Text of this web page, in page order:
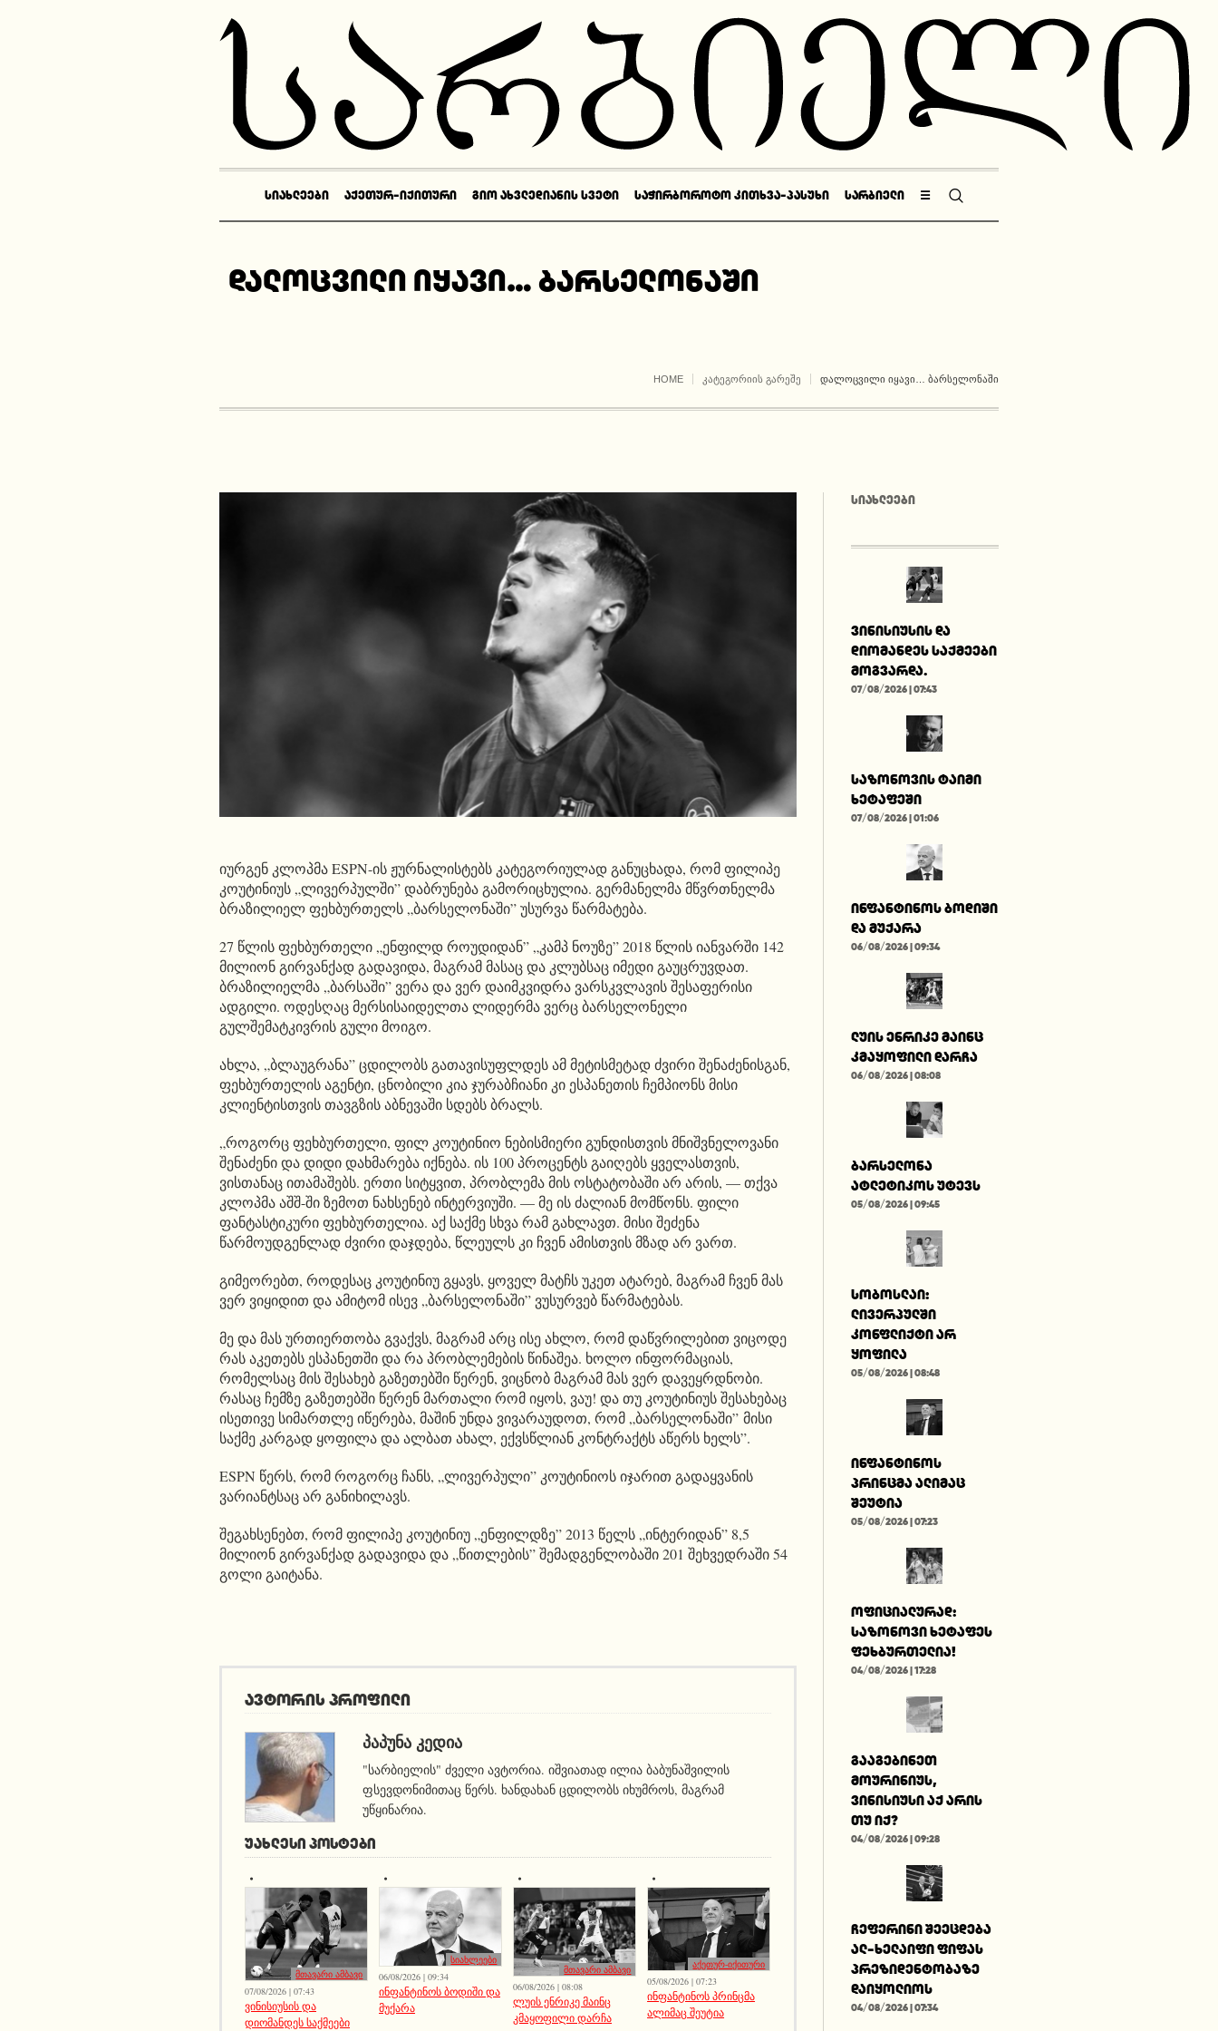
ᲡᲘᲐᲮᲚᲔᲔᲑᲘ ᲐᲥᲔᲗᲣᲠ-ᲘᲥᲘᲗᲣᲠᲘ ᲒᲘᲝ ᲐᲮᲕᲚᲔᲓᲘᲐᲜᲘᲡ ᲡᲕᲔᲢᲘ ᲡᲐᲭᲘᲠᲑᲝᲠᲝᲢᲝ ᲙᲘᲗᲮᲕᲐ-ᲞᲐᲡᲣᲮᲘ ᲡᲐᲠᲑᲘᲔᲚᲘ ☰
დალოცვილი იყავი… ბარსელონაში
HOME ᲙᲐᲢᲔᲒᲝᲠᲘᲘᲡ ᲒᲐᲠᲔᲨᲔ ᲓᲐᲚᲝᲪᲕᲘᲚᲘ ᲘᲧᲐᲕᲘ… ᲑᲐᲠᲡᲔᲚᲝᲜᲐᲨᲘ
იურგენ კლოპმა ESPN-ის ჟურნალისტებს კატეგორიულად განუცხადა, რომ ფილიპე
კოუტინიუს „ლივერპულში” დაბრუნება გამორიცხულია. გერმანელმა მწვრთნელმა
ბრაზილიელ ფეხბურთელს „ბარსელონაში” უსურვა წარმატება.
27 წლის ფეხბურთელი „ენფილდ როუდიდან” „კამპ ნოუზე” 2018 წლის იანვარში 142
მილიონ გირვანქად გადავიდა, მაგრამ მასაც და კლუბსაც იმედი გაუცრუვდათ.
ბრაზილიელმა „ბარსაში” ვერა და ვერ დაიმკვიდრა ვარსკვლავის შესაფერისი
ადგილი. ოდესღაც მერსისაიდელთა ლიდერმა ვერც ბარსელონელი
გულშემატკივრის გული მოიგო.
ახლა, „ბლაუგრანა” ცდილობს გათავისუფლდეს ამ მეტისმეტად ძვირი შენაძენისგან,
ფეხბურთელის აგენტი, ცნობილი კია ჯურაბჩიანი კი ესპანეთის ჩემპიონს მისი
კლიენტისთვის თავგზის აბნევაში სდებს ბრალს.
„როგორც ფეხბურთელი, ფილ კოუტინიო ნებისმიერი გუნდისთვის მნიშვნელოვანი
შენაძენი და დიდი დახმარება იქნება. ის 100 პროცენტს გაიღებს ყველასთვის,
ვისთანაც ითამაშებს. ერთი სიტყვით, პრობლემა მის ოსტატობაში არ არის, — თქვა
კლოპმა აშშ-ში ზემოთ ნახსენებ ინტერვიუში. — მე ის ძალიან მომწონს. ფილი
ფანტასტიკური ფეხბურთელია. აქ საქმე სხვა რამ გახლავთ. მისი შეძენა
წარმოუდგენლად ძვირი დაჯდება, წლეულს კი ჩვენ ამისთვის მზად არ ვართ.
გიმეორებთ, როდესაც კოუტინიუ გყავს, ყოველ მატჩს უკეთ ატარებ, მაგრამ ჩვენ მას
ვერ ვიყიდით და ამიტომ ისევ „ბარსელონაში” ვუსურვებ წარმატებას.
მე და მას ურთიერთობა გვაქვს, მაგრამ არც ისე ახლო, რომ დაწვრილებით ვიცოდე
რას აკეთებს ესპანეთში და რა პრობლემების წინაშეა. ხოლო ინფორმაციას,
რომელსაც მის შესახებ გაზეთებში წერენ, ვიცნობ მაგრამ მას ვერ დავეყრდნობი.
რასაც ჩემზე გაზეთებში წერენ მართალი რომ იყოს, ვაუ! და თუ კოუტინიუს შესახებაც
ისეთივე სიმართლე იწერება, მაშინ უნდა ვივარაუდოთ, რომ „ბარსელონაში” მისი
საქმე კარგად ყოფილა და ალბათ ახალ, ექვსწლიან კონტრაქტს აწერს ხელს”.
ESPN წერს, რომ როგორც ჩანს, „ლივერპული” კოუტინიოს იჯარით გადაყვანის
ვარიანტსაც არ განიხილავს.
შეგახსენებთ, რომ ფილიპე კოუტინიუ „ენფილდზე” 2013 წელს „ინტერიდან” 8,5
მილიონ გირვანქად გადავიდა და „წითლების” შემადგენლობაში 201 შეხვედრაში 54
გოლი გაიტანა.
ავტორის პროფილი
ᲞᲐᲞᲣᲜᲐ ᲙᲔᲓᲘᲐ
"სარბიელის" ძველი ავტორია. იშვიათად ილია ბაბუნაშვილის
ფსევდონიმითაც წერს. ხანდახან ცდილობს იხუმროს, მაგრამ
უწყინარია.
ᲣᲐᲮᲚᲔᲡᲘ ᲞᲝᲡᲢᲔᲑᲘ
მთავარი ამბავი
07/08/2026 | 07:43
ვინისიუსის და
დიომანდეს საქმეები
სიახლეები
06/08/2026 | 09:34
ინფანტინოს ბოდიში და
მუქარა
მთავარი ამბავი
06/08/2026 | 08:08
ლუის ენრიკე მაინც
კმაყოფილი დარჩა
აქეთურ-იქითური
05/08/2026 | 07:23
ინფანტინოს პრინცმა
ალიმაც შეუტია
ᲡᲘᲐᲮᲚᲔᲔᲑᲘ
ვინისიუსის და
დიომანდეს საქმეები
მოგვარდა.
07/08/2026 | 07:43
საზონოვის ტაიმი
ხეტაფეში
07/08/2026 | 01:06
ინფანტინოს ბოდიში
და მუქარა
06/08/2026 | 09:34
ლუის ენრიკე მაინც
კმაყოფილი დარჩა
06/08/2026 | 08:08
ბარსელონა
ატლეტიკოს უტევს
05/08/2026 | 09:45
სობოსლაი:
ლივერპულში
კონფლიქტი არ
ყოფილა
05/08/2026 | 08:48
ინფანტინოს
პრინცმა ალიმაც
შეუტია
05/08/2026 | 07:23
ოფიციალურად:
საზონოვი ხეტაფეს
ფეხბურთელია!
04/08/2026 | 17:28
გააგებინეთ
მოურინიუს,
ვინისიუსი აქ არის
თუ იქ?
04/08/2026 | 09:28
ჩეფერინი შეეცდება
ალ-ხელაიფი ფიფას
პრეზიდენტობაზე
დაიყოლიოს
04/08/2026 | 07:34